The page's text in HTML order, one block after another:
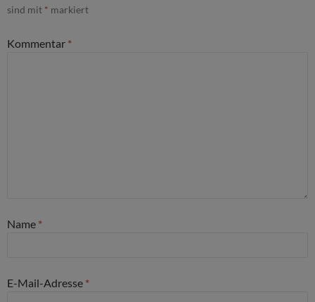
sind mit * markiert
Kommentar *
Name *
E-Mail-Adresse *